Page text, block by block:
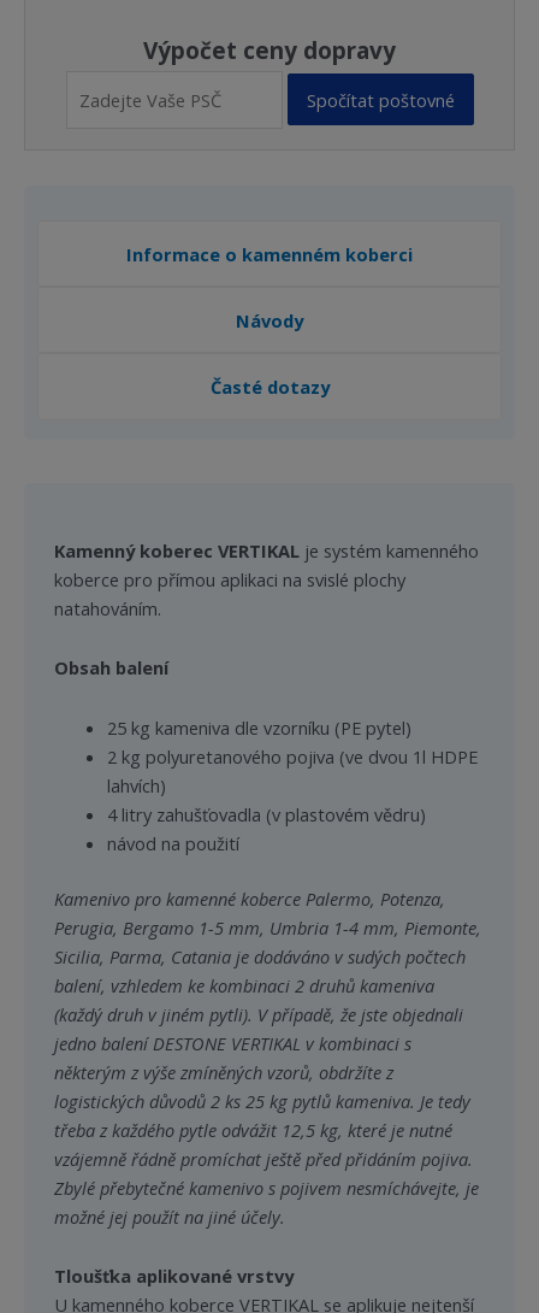
Výpočet ceny dopravy
Spočítat poštovné
Informace o kamenném koberci
Návody
Časté dotazy
Kamenný koberec VERTIKAL je systém kamenného
koberce pro přímou aplikaci na svislé plochy
natahováním.
Obsah balení
25 kg kameniva dle vzorníku (PE pytel)
2 kg polyuretanového pojiva (ve dvou 1l HDPE
lahvích)
4 litry zahušťovadla (v plastovém vědru)
návod na použití
Kamenivo pro kamenné koberce Palermo, Potenza,
Perugia, Bergamo 1-5 mm, Umbria 1-4 mm, Piemonte,
Sicilia, Parma, Catania je dodáváno v sudých počtech
balení, vzhledem ke kombinaci 2 druhů kameniva
(každý druh v jiném pytli). V případě, že jste objednali
jedno balení DESTONE VERTIKAL v kombinaci s
některým z výše zmíněných vzorů, obdržíte z
logistických důvodů 2 ks 25 kg pytlů kameniva. Je tedy
třeba z každého pytle odvážit 12,5 kg, které je nutné
vzájemně řádně promíchat ještě před přidáním pojiva.
Zbylé přebytečné kamenivo s pojivem nesmíchávejte, je
možné jej použít na jiné účely.
Tloušťka aplikované vrstvy
U kamenného koberce VERTIKAL se aplikuje nejtenší